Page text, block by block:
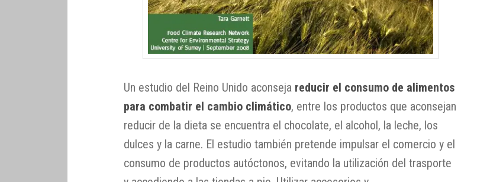
Un estudio del Reino Unido aconseja reducir el consumo de alimentos
para combatir el cambio climático, entre los productos que aconsejan
reducir de la dieta se encuentra el chocolate, el alcohol, la leche, los
dulces y la carne. El estudio también pretende impulsar el comercio y el
consumo de productos autóctonos, evitando la utilización del trasporte